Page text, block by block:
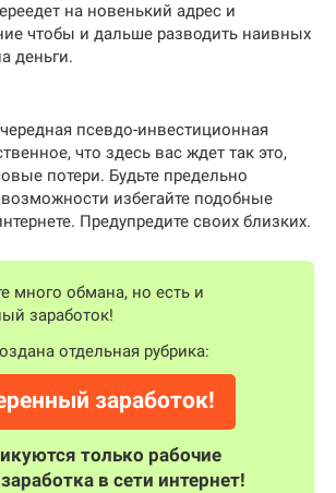
на новенький адрес и
чтобы и дальше разводить наивных
деньги.
псевдо-инвестиционная
что здесь вас ждет так это,
потери. Будьте предельно
избегайте подобные
Предупредите своих близких.
много обмана, но есть и
заработок!
отдельная рубрика:
заработок!
только рабочие
в сети интернет!